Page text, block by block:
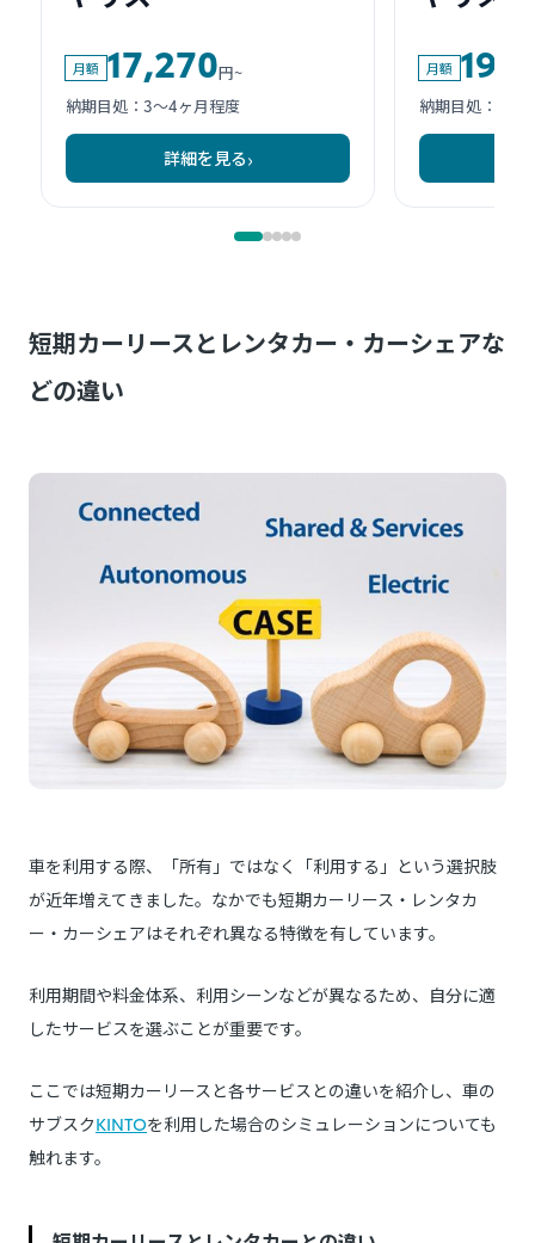
短期カーリースとレンタカー・カーシェアな
どの違い
車を利用する際、「所有」ではなく「利用する」という選択肢
が近年増えてきました。なかでも短期カーリース・レンタカ
ー・カーシェアはそれぞれ異なる特徴を有しています。
利用期間や料金体系、利用シーンなどが異なるため、自分に適
したサービスを選ぶことが重要です。
ここでは短期カーリースと各サービスとの違いを紹介し、車の
サブスクKINTOを利用した場合のシミュレーションについても
触れます。